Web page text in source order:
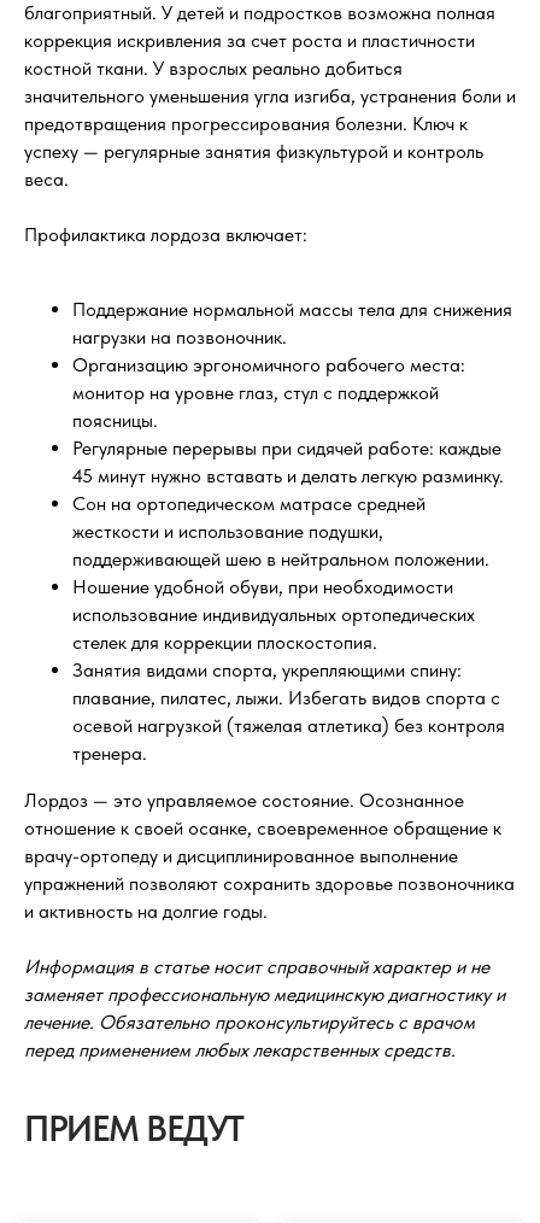
благоприятный. У детей и подростков возможна полная
коррекция искривления за счет роста и пластичности
костной ткани. У взрослых реально добиться
значительного уменьшения угла изгиба, устранения боли и
предотвращения прогрессирования болезни. Ключ к
успеху — регулярные занятия физкультурой и контроль
веса.
Профилактика лордоза включает:
Поддержание нормальной массы тела для снижения
нагрузки на позвоночник.
Организацию эргономичного рабочего места:
монитор на уровне глаз, стул с поддержкой
поясницы.
Регулярные перерывы при сидячей работе: каждые
45 минут нужно вставать и делать легкую разминку.
Сон на ортопедическом матрасе средней
жесткости и использование подушки,
поддерживающей шею в нейтральном положении.
Ношение удобной обуви, при необходимости
использование индивидуальных ортопедических
стелек для коррекции плоскостопия.
Занятия видами спорта, укрепляющими спину:
плавание, пилатес, лыжи. Избегать видов спорта с
осевой нагрузкой (тяжелая атлетика) без контроля
тренера.
Лордоз — это управляемое состояние. Осознанное
отношение к своей осанке, своевременное обращение к
врачу-ортопеду и дисциплинированное выполнение
упражнений позволяют сохранить здоровье позвоночника
и активность на долгие годы.
Информация в статье носит справочный характер и не
заменяет профессиональную медицинскую диагностику и
лечение. Обязательно проконсультируйтесь с врачом
перед применением любых лекарственных средств.
ПРИЕМ ВЕДУТ